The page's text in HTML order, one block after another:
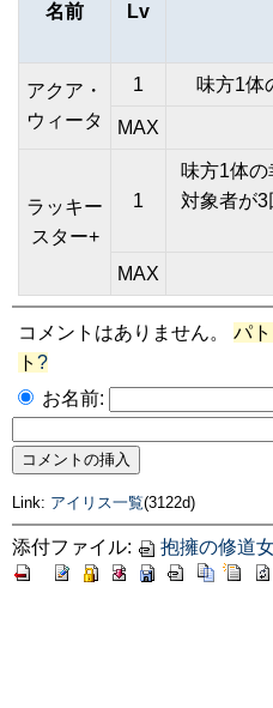
名前 Lv
アクア・
ウィータ
1 味方1体
MAX
ラッキー
スター+
1
味方1体の
対象者が
MAX
コメントはありません。 パ
ト ?
お名前:
Link: アイリス一覧(3122d)
添付ファイル: 抱擁の修道